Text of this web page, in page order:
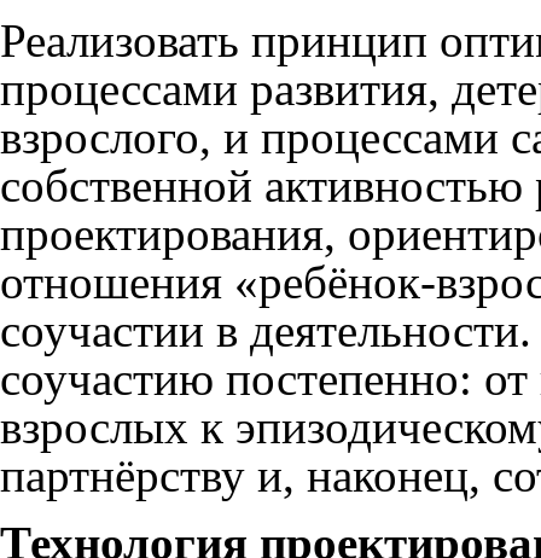
Реализовать принцип
процессами развития,
взрослого, и процессами
собственной активностью
проектирования,
отношения «ребёнок-
соучастии в
соучастию постепенно:
взрослых к
партнёрству и, наконец,
Технология